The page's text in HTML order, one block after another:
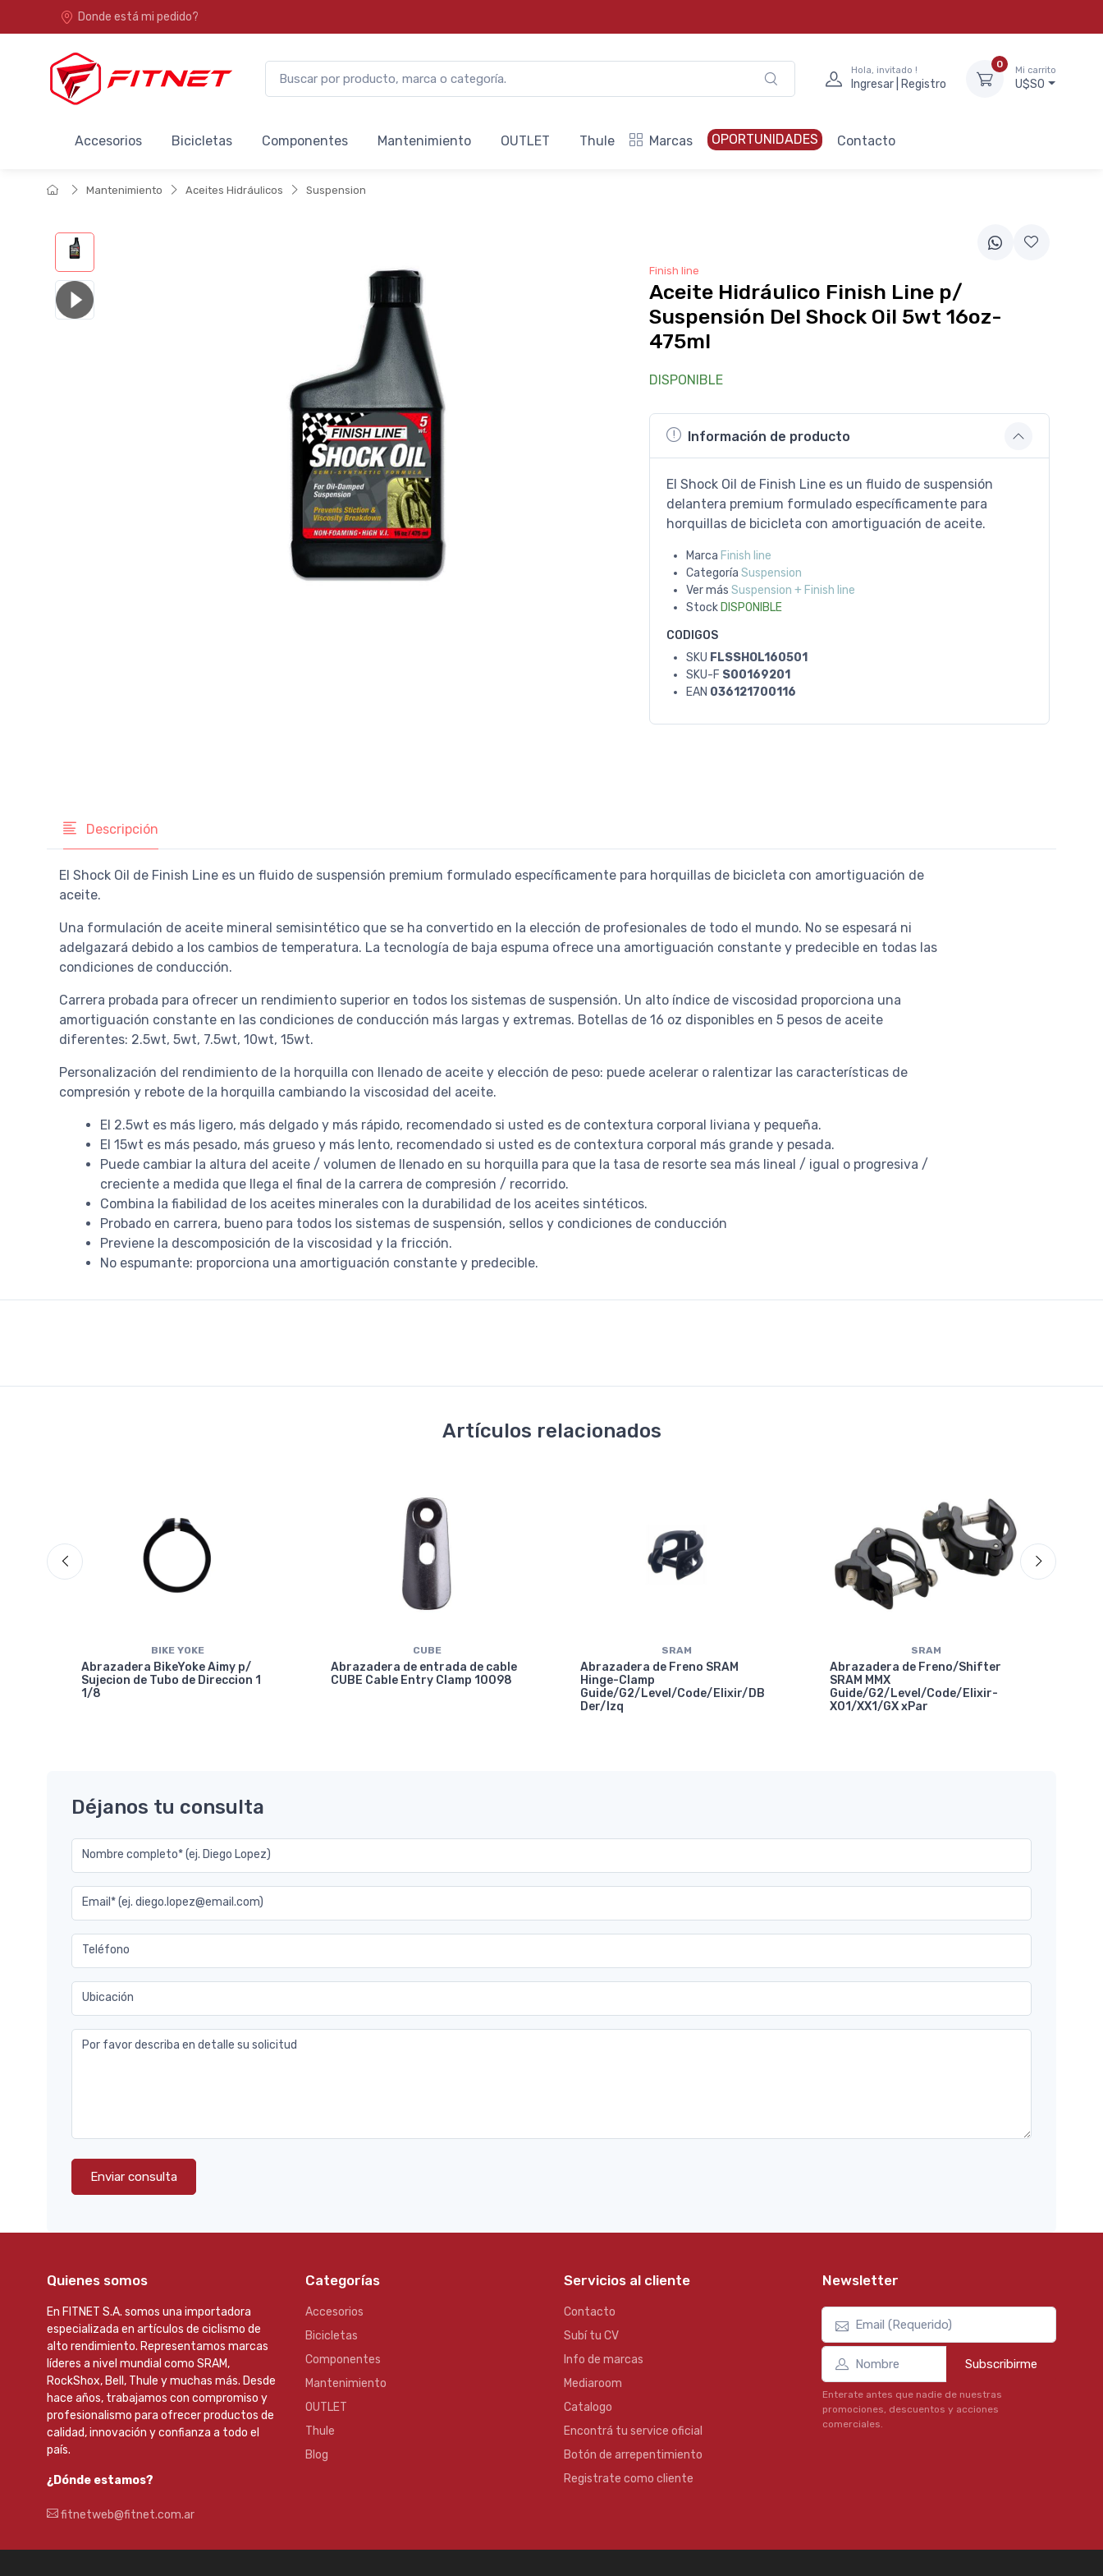
Donde está mi pedido?
Hola, invitado !
Ingresar | Registro
0
Mi carrito
U$S0
Accesorios Bicicletas Componentes Mantenimiento OUTLET Thule Marcas OPORTUNIDADES Contacto
Mantenimiento Aceites Hidráulicos Suspension
Finish line
Aceite Hidráulico Finish Line p/
Suspensión Del Shock Oil 5wt 16oz-
475ml
DISPONIBLE
Información de producto
El Shock Oil de Finish Line es un fluido de suspensión
delantera premium formulado específicamente para
horquillas de bicicleta con amortiguación de aceite.
Marca Finish line
Categoría Suspension
Ver más Suspension + Finish line
Stock DISPONIBLE
CODIGOS
SKU FLSSHOL160501
SKU-F S00169201
EAN 036121700116
Descripción
El Shock Oil de Finish Line es un fluido de suspensión premium formulado específicamente para horquillas de bicicleta con amortiguación de
aceite.
Una formulación de aceite mineral semisintético que se ha convertido en la elección de profesionales de todo el mundo. No se espesará ni
adelgazará debido a los cambios de temperatura. La tecnología de baja espuma ofrece una amortiguación constante y predecible en todas las
condiciones de conducción.
Carrera probada para ofrecer un rendimiento superior en todos los sistemas de suspensión. Un alto índice de viscosidad proporciona una
amortiguación constante en las condiciones de conducción más largas y extremas. Botellas de 16 oz disponibles en 5 pesos de aceite
diferentes: 2.5wt, 5wt, 7.5wt, 10wt, 15wt.
Personalización del rendimiento de la horquilla con llenado de aceite y elección de peso: puede acelerar o ralentizar las características de
compresión y rebote de la horquilla cambiando la viscosidad del aceite.
El 2.5wt es más ligero, más delgado y más rápido, recomendado si usted es de contextura corporal liviana y pequeña.
El 15wt es más pesado, más grueso y más lento, recomendado si usted es de contextura corporal más grande y pesada.
Puede cambiar la altura del aceite / volumen de llenado en su horquilla para que la tasa de resorte sea más lineal / igual o progresiva /
creciente a medida que llega el final de la carrera de compresión / recorrido.
Combina la fiabilidad de los aceites minerales con la durabilidad de los aceites sintéticos.
Probado en carrera, bueno para todos los sistemas de suspensión, sellos y condiciones de conducción
Previene la descomposición de la viscosidad y la fricción.
No espumante: proporciona una amortiguación constante y predecible.
Artículos relacionados
BIKE YOKE
Abrazadera BikeYoke Aimy p/
Sujecion de Tubo de Direccion 1
1/8
CUBE
Abrazadera de entrada de cable
CUBE Cable Entry Clamp 10098
SRAM
Abrazadera de Freno SRAM
Hinge-Clamp
Guide/G2/Level/Code/Elixir/DB
Der/Izq
SRAM
Abrazadera de Freno/Shifter
SRAM MMX
Guide/G2/Level/Code/Elixir-
X01/XX1/GX xPar
Déjanos tu consulta
Nombre completo* (ej. Diego Lopez)
Email* (ej. diego.lopez@email.com)
Teléfono
Ubicación
Por favor describa en detalle su solicitud
Enviar consulta
Quienes somos
En FITNET S.A. somos una importadora
especializada en artículos de ciclismo de
alto rendimiento. Representamos marcas
líderes a nivel mundial como SRAM,
RockShox, Bell, Thule y muchas más. Desde
hace años, trabajamos con compromiso y
profesionalismo para ofrecer productos de
calidad, innovación y confianza a todo el
país.
¿Dónde estamos?
fitnetweb@fitnet.com.ar
Categorías
Accesorios
Bicicletas
Componentes
Mantenimiento
OUTLET
Thule
Blog
Servicios al cliente
Contacto
Subí tu CV
Info de marcas
Mediaroom
Catalogo
Encontrá tu service oficial
Botón de arrepentimiento
Registrate como cliente
Newsletter
Subscribirme
Enterate antes que nadie de nuestras
promociones, descuentos y acciones
comerciales.